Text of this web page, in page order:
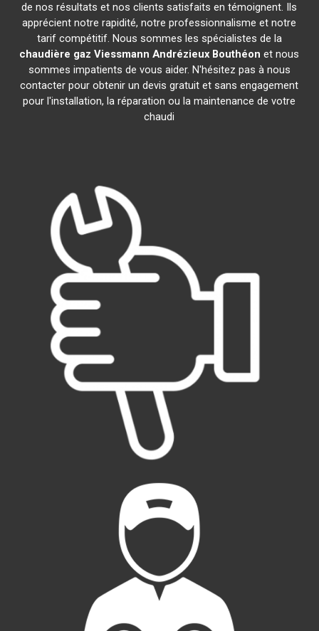
de nos résultats et nos clients satisfaits en témoignent. Ils
apprécient notre rapidité, notre professionnalisme et notre
tarif compétitif. Nous sommes les spécialistes de la
chaudière gaz Viessmann Andrézieux Bouthéon et nous
sommes impatients de vous aider. N'hésitez pas à nous
contacter pour obtenir un devis gratuit et sans engagement
pour l'installation, la réparation ou la maintenance de votre
chaudi